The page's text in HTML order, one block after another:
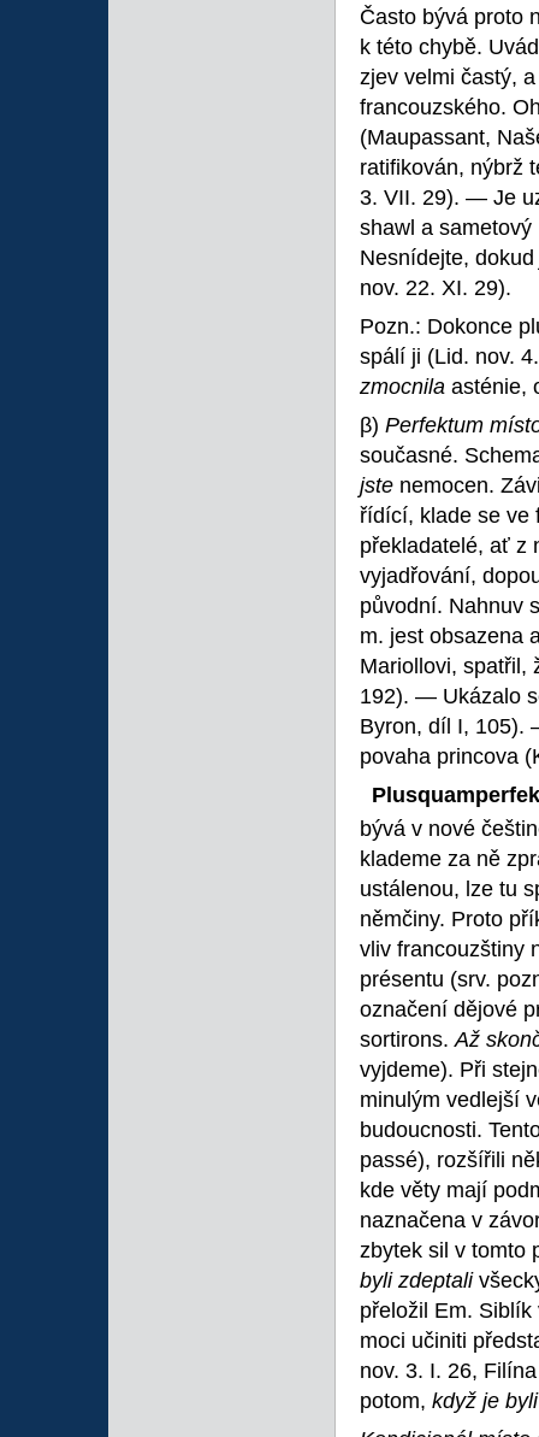
Často bývá proto
k této chybě.
zjev velmi častý,
francouzského.
(Maupassant,
ratifikován, nýbrž
3. VII. 29). — Je
shawl a
Nesnídejte, dokud
nov. 22. XI. 29).
Pozn.: Dokonce
spálí ji (Lid. nov.
zmocnila asténie,
β) Perfektum
současné.
jste nemocen.
řídící, klade se ve
překladatelé, ať z
vyjadřování,
původní. Nahnuv
m. jest obsazena
Mariollovi, spatřil,
192). — Ukázalo
Byron, díl I, 105).
povaha princova
bývá v nové
klademe za ně
ustálenou, lze tu
němčiny. Proto
vliv francouzštiny
présentu (srv.
označení dějové
sortirons.Až
vyjdeme). Při
minulým vedlejší
budoucnosti.
passé), rozšířili
kde věty mají
naznačena v
zbytek sil v tomto
byli zdeptali
přeložil Em.
moci učiniti
nov. 3. I. 26,
potom, když je